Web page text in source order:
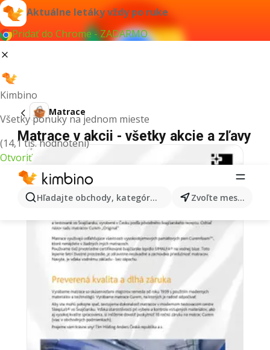
Aktuálne letáky vždy po ruke
Pridať do Chrome - ZADARMO
Kimbino
Všetky ponuky na jednom mieste
(14,1 tis. hodnotení)
Otvoriť
Hľadajte obchody, kategórie, produkty... Zvoľte mesto
Matrace
Matrace v akcii - všetky akcie a zľavy